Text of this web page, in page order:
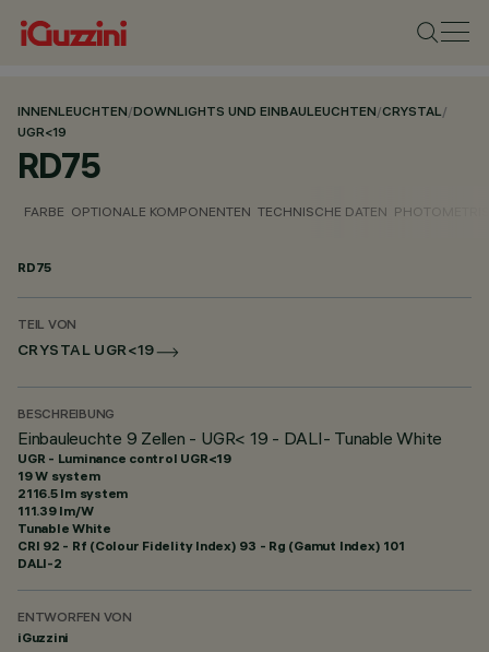
INNENLEUCHTEN/DOWNLIGHTS UND EINBAULEUCHTEN/CRYSTAL/
UGR<19
RD75
FARBE OPTIONALE KOMPONENTEN TECHNISCHE DATEN
RD75
TEIL VON
CRYSTAL UGR<19
BESCHREIBUNG
Einbauleuchte 9 Zellen - UGR< 19 - DALI- Tunable White
UGR - Luminance control UGR<19
19 W system
2116.5 lm system
111.39 lm/W
Tunable White
CRI 92 - Rf (Colour Fidelity Index) 93 - Rg (Gamut Index) 101
DALI-2
ENTWORFEN VON
iGuzzini